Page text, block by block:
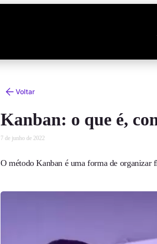
Voltar
Kanban: o que é,
7 de junho de 2022
O método Kanban é uma forma de organizar